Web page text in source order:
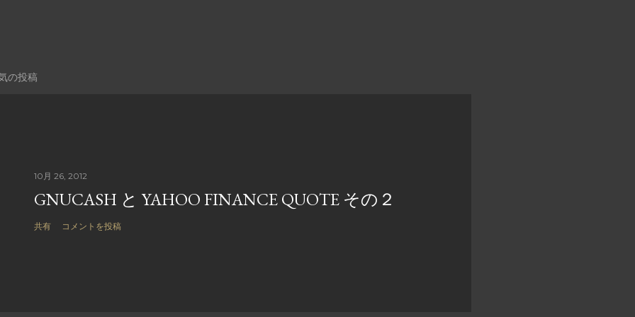
の投稿
10月 26, 2012
GNUCASH と YAHOO FINANCE QUOTE その２
共有 コメントを投稿